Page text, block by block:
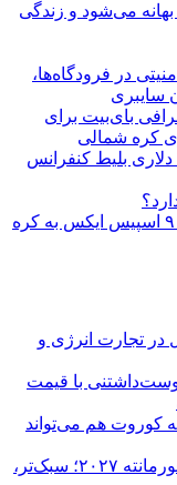
بهانه می‌شود و زندگی
در فرودگاه‌ها،
سایبری
بای‌بیت برای
فرصت استثنایی: دریافت تخفیف ۴۰۰ دلاری بلیط کنفرانس
برخورد قطعه غیرفعال راکت فالکون ۹ اسپیس ایکس به کره
در تجارت انرژی و
کوچک و دوست‌داشتنی با قیمت
کوروت هم می‌تواند
رونمایی از لامبورگینی اوروس SE پرفورمانته ۲۰۲۷؛ سبک‌تر،